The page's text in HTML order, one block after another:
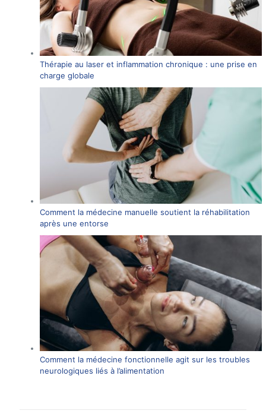
Thérapie au laser et inflammation chronique : une prise en
charge globale
Comment la médecine manuelle soutient la réhabilitation
après une entorse
Comment la médecine fonctionnelle agit sur les troubles
neurologiques liés à l’alimentation